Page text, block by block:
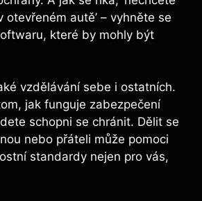
otevřeném ​autě’ – vyhněte​ se
které by mohly být
vzdělávání sebe i ostatních.
jak funguje​ zabezpečení
schopni se chránit. Dělit se
⁢nebo⁣ přáteli může pomoci
standardy nejen pro vás,⁢